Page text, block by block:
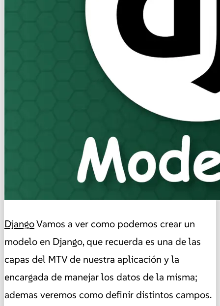
DjangoVamos a ver como podemos crear un
modelo en Django, que recuerda es una de las
capas del MTV de nuestra aplicación y la
encargada de manejar los datos de la misma;
ademas veremos como definir distintos campos.